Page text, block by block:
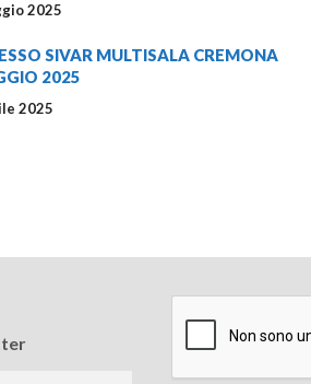
2025
SIVAR MULTISALA CREMONA
2025
2025